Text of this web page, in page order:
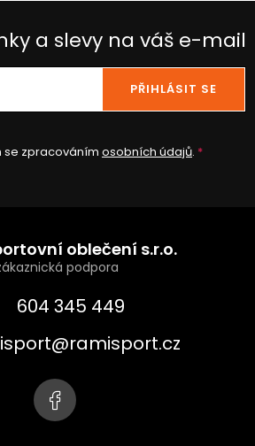
a slevy na váš e-mail
se zpracováním osobních údajů.
PŘIHLÁSIT SE
oblečení s.r.o.
604 345 449
@ramisport.cz